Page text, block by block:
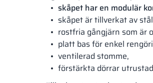
skåpet har en modulär
skåpet är tillverkat av
rostfria gångjärn som är
platt bas för enkel
ventilerad stomme,
förstärkta dörrar